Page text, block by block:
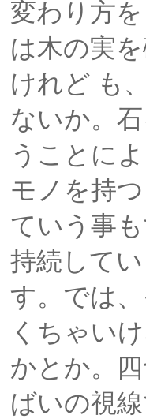
変わり方
は木の実
けれど も
ないか。
うことに
モノを持
ていう事
持続して
す。では
くちゃい
かとか。
ばいの視